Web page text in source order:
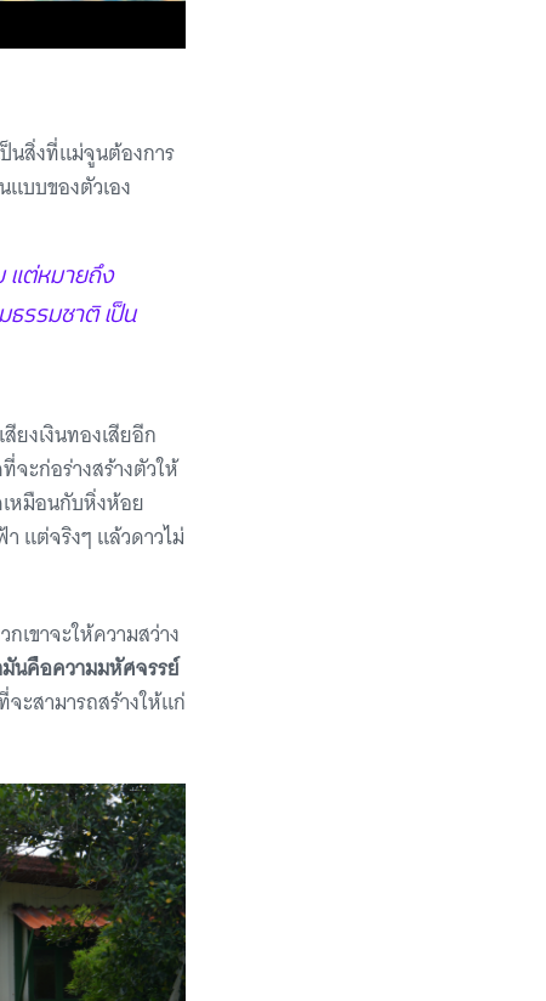
ป็นสิ่งที่แม่จูนต้องการ
บบของตัวเอง
แต่หมายถึง
ธรรมชาติ เป็น
ยงเงินทองเสียอีก
จะก่อร่างสร้างตัวให้
เหมือนกับหิ่งห้อย
แต่จริงๆ แล้วดาวไม่
เขาจะให้ความสว่าง
มันคือความมหัศจรรย์
ะสามารถสร้างให้แก่